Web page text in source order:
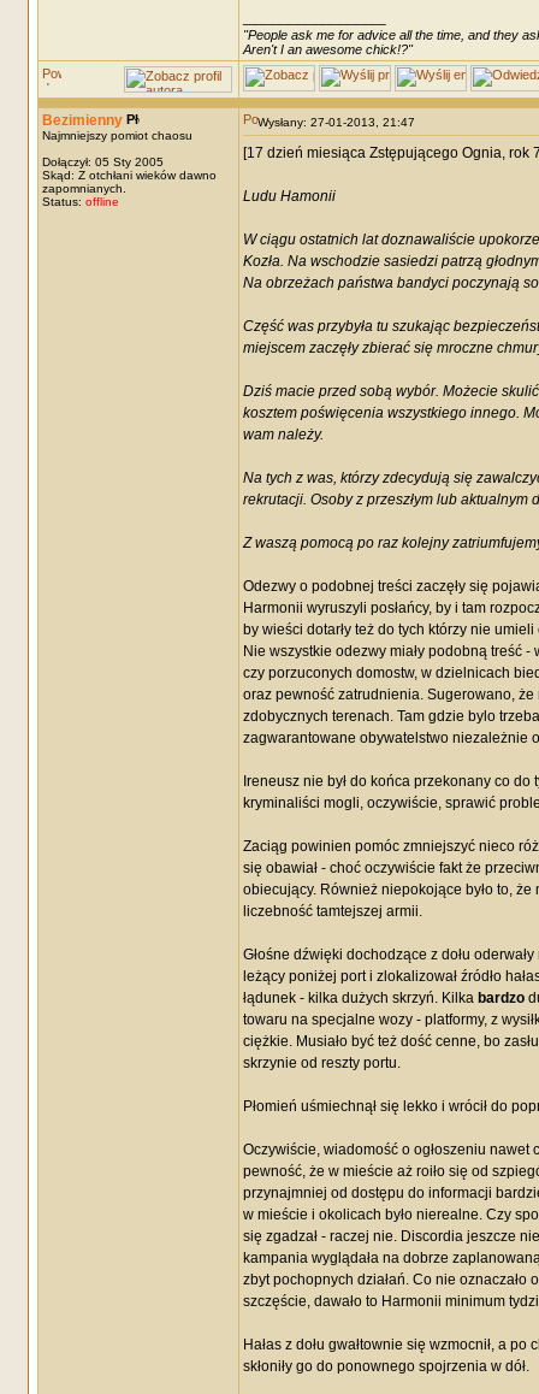
"People ask me for advice all the time, and they
Aren't I an awesome chick!?"
Bezimienny
Najmniejszy pomiot chaosu
Dołączył: 05 Sty 2005
Skąd: Z otchłani wieków dawno
zapomnianych.
Status: offline
Wysłany: 27-01-2013, 21:47
[17 dzień miesiąca Zstępującego Ognia, rok
Ludu Hamonii
W ciągu ostatnich lat doznawaliście
Kozła. Na wschodzie sasiedzi patrzą
Na obrzeżach państwa bandyci poczynają
Część was przybyła tu szukając
miejscem zaczęły zbierać się mroczne
Dziś macie przed sobą wybór. Możecie
kosztem poświęcenia wszystkiego innego.
wam należy.
Na tych z was, którzy zdecydują się
rekrutacji. Osoby z przeszłym lub
Z waszą pomocą po raz kolejny
Odezwy o podobnej treści zaczęły się
Harmonii wyruszyli posłańcy, by i tam
by wieści dotarły też do tych którzy nie umieli
Nie wszystkie odezwy miały podobną treść
czy porzuconych domostw, w dzielnicach
oraz pewność zatrudnienia. Sugerowano,
zdobycznych terenach. Tam gdzie bylo
zagwarantowane obywatelstwo niezależnie
Ireneusz nie był do końca przekonany co
kryminaliści mogli, oczywiście, sprawić
Zaciąg powinien pomóc zmniejszyć nieco
się obawiał - choć oczywiście fakt że
obiecujący. Również niepokojące było to, że
liczebność tamtejszej armii.
Głośne dźwięki dochodzące z dołu
leżący poniżej port i zlokalizował źródło
łądunek - kilka dużych skrzyń. Kilka bardzo
towaru na specjalne wozy - platformy, z
ciężkie. Musiało być też dość cenne, bo
skrzynie od reszty portu.
Płomień uśmiechnął się lekko i wrócił do
Oczywiście, wiadomość o ogłoszeniu nawet
pewność, że w mieście aż roiło się od
przynajmniej od dostępu do informacji
w mieście i okolicach było nierealne. Czy
się zgadzał - raczej nie. Discordia jeszcze
kampania wyglądała na dobrze
zbyt pochopnych działań. Co nie
szczęście, dawało to Harmonii minimum
Hałas z dołu gwałtownie się wzmocnił, a
skłoniły go do ponownego spojrzenia w dół.